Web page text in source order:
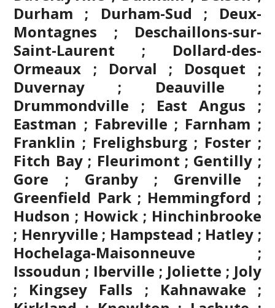
Durham ; Durham-Sud ; Deux-
Montagnes ; Deschaillons-sur-
Saint-Laurent ; Dollard-des-
Ormeaux ; Dorval ; Dosquet ;
Duvernay ; Deauville ;
Drummondville ; East Angus ;
Eastman ; Fabreville ; Farnham ;
Franklin ; Frelighsburg ; Foster ;
Fitch Bay ; Fleurimont ; Gentilly ;
Gore ; Granby; Grenville ;
Greenfield Park ; Hemmingford ;
Hudson ; Howick ; Hinchinbrooke
; Henryville ; Hampstead ; Hatley ;
Hochelaga-Maisonneuve ;
Issoudun ; Iberville ; Joliette ; Joly
; Kingsey Falls ; Kahnawake ;